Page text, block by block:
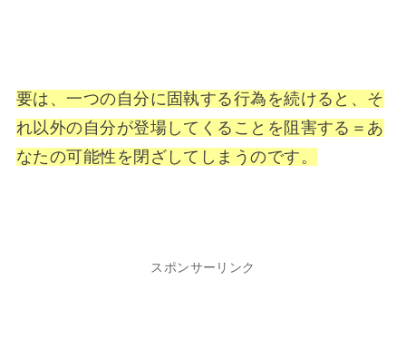
要は、一つの自分に固執する行為を続けると、そ
れ以外の自分が登場してくることを阻害する＝あ
なたの可能性を閉ざしてしまうのです。
スポンサーリンク